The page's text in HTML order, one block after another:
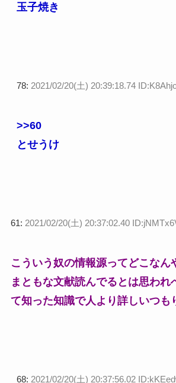
玉子焼き
78: 2021/02/20(土) 20:39:18.74
>>60
とせうけ
61: 2021/02/20(土) 20:37:02.40
こういう奴の情報源ってどこなん
まともな文献読んでるとは思われ
て知った知識で人より詳しいつも
68: 2021/02/20(土) 20:37:56.02